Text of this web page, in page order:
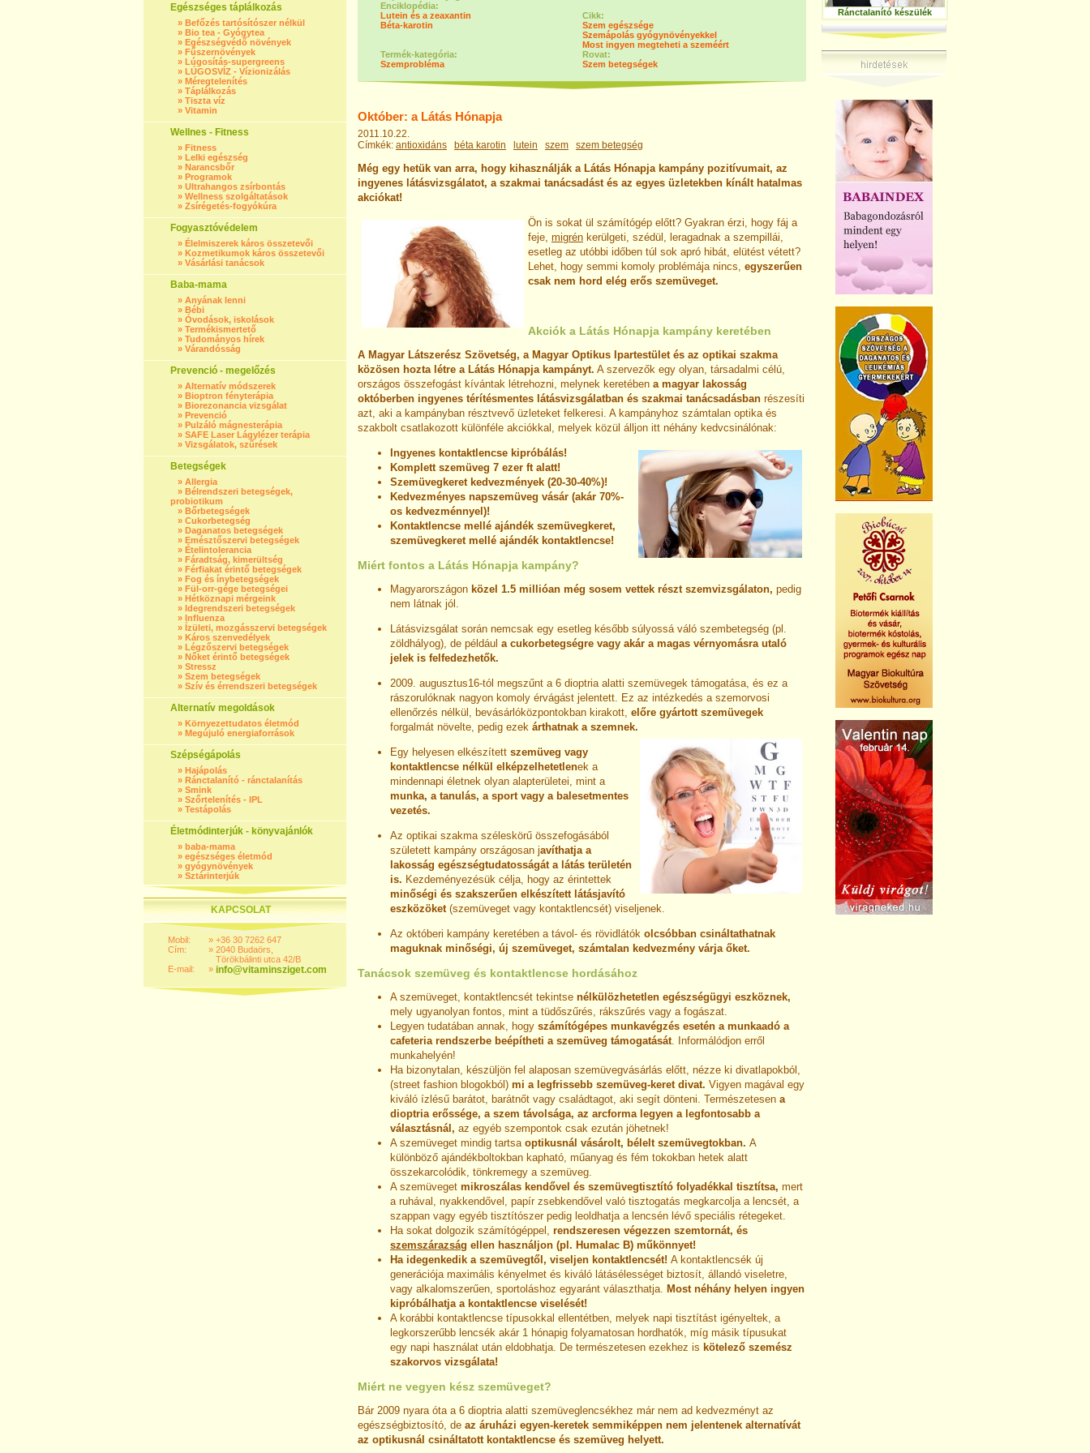
Egészséges táplálkozás
» Befőzés tartósítószer nélkül
» Bio tea - Gyógytea
» Egészségvédő növények
» Fűszernövények
» Lúgosítás-supergreens
» LÚGOSVÍZ - Vízionizálás
» Méregtelenítés
» Táplálkozás
» Tiszta víz
» Vitamin
Wellnes - Fitness
» Fitness
» Lelki egészség
» Narancsbőr
» Programok
» Ultrahangos zsírbontás
» Wellness szolgáltatások
» Zsírégetés-fogyókúra
Fogyasztóvédelem
» Élelmiszerek káros összetevői
» Kozmetikumok káros összetevői
» Vásárlási tanácsok
Baba-mama
» Anyának lenni
» Bébi
» Óvodások, iskolások
» Termékismertető
» Tudományos hírek
» Várandósság
Prevenció - megelőzés
» Alternatív módszerek
» Bioptron fényterápia
» Biorezonancia vizsgálat
» Prevenció
» Pulzáló mágnesterápia
» SAFE Laser Lágylézer terápia
» Vizsgálatok, szűrések
Betegségek
» Allergia
» Bélrendszeri betegségek,
probiotikum
» Bőrbetegségek
» Cukorbetegség
» Daganatos betegségek
» Emésztőszervi betegségek
» Ételintolerancia
» Fáradtság, kimerültség
» Férfiakat érintő betegségek
» Fog és ínybetegségek
» Fül-orr-gége betegségei
» Hétköznapi mérgeink
» Idegrendszeri betegségek
» Influenza
» Ízületi, mozgásszervi betegségek
» Káros szenvedélyek
» Légzőszervi betegségek
» Nőket érintő betegségek
» Stressz
» Szem betegségek
» Szív és érrendszeri betegségek
Alternatív megoldások
» Környezettudatos életmód
» Megújuló energiaforrások
Szépségápolás
» Hajápolás
» Ránctalanító - ránctalanítás
» Smink
» Szőrtelenítés - IPL
» Testápolás
Életmódinterjúk - könyvajánlók
» baba-mama
» egészséges életmód
» gyógynövények
» Sztárinterjúk
KAPCSOLAT
Mobil:
Cím:
E-mail:
»
»
»
+36 30 7262 647
2040 Budaörs,
Törökbálinti utca 42/B
info@vitaminsziget.com
Enciklopédia:
Lutein és a zeaxantin
Béta-karotin
Cikk:
Szem egészsége
Szemápolás gyógynövényekkel
Most ingyen megteheti a szeméért
Termék-kategória:
Szemprobléma
Rovat:
Szem betegségek
Október: a Látás Hónapja
2011.10.22.
Címkék: antioxidáns béta karotin lutein szem szem betegség
Még egy hetük van arra, hogy kihasználják a Látás Hónapja kampány pozitívumait, az
ingyenes látásvizsgálatot, a szakmai tanácsadást és az egyes üzletekben kínált hatalmas
akciókat!
Ön is sokat ül számítógép előtt? Gyakran érzi, hogy fáj a
feje, migrén kerülgeti, szédül, leragadnak a szempillái,
esetleg az utóbbi időben túl sok apró hibát, elütést vétett?
Lehet, hogy semmi komoly problémája nincs, egyszerűen
csak nem hord elég erős szemüveget.
Akciók a Látás Hónapja kampány keretében
A Magyar Látszerész Szövetség, a Magyar Optikus Ipartestület és az optikai szakma
közösen hozta létre a Látás Hónapja kampányt. A szervezők egy olyan, társadalmi célú,
országos összefogást kívántak létrehozni, melynek keretében a magyar lakosság
októberben ingyenes térítésmentes látásvizsgálatban és szakmai tanácsadásban részesíti
azt, aki a kampányban résztvevő üzleteket felkeresi. A kampányhoz számtalan optika és
szakbolt csatlakozott különféle akciókkal, melyek közül álljon itt néhány kedvcsinálónak:
Ingyenes kontaktlencse kipróbálás!
Komplett szemüveg 7 ezer ft alatt!
Szemüvegkeret kedvezmények (20-30-40%)!
Kedvezményes napszemüveg vásár (akár 70%-
os kedvezménnyel)!
Kontaktlencse mellé ajándék szemüvegkeret,
szemüvegkeret mellé ajándék kontaktlencse!
Miért fontos a Látás Hónapja kampány?
Magyarországon közel 1.5 millióan még sosem vettek részt szemvizsgálaton, pedig
nem látnak jól.
Látásvizsgálat során nemcsak egy esetleg később súlyossá váló szembetegség (pl.
zöldhályog), de például a cukorbetegségre vagy akár a magas vérnyomásra utaló
jelek is felfedezhetők.
2009. augusztus16-tól megszűnt a 6 dioptria alatti szemüvegek támogatása, és ez a
rászorulóknak nagyon komoly érvágást jelentett. Ez az intézkedés a szemorvosi
ellenőrzés nélkül, bevásárlóközpontokban kirakott, előre gyártott szemüvegek
forgalmát növelte, pedig ezek árthatnak a szemnek.
Egy helyesen elkészített szemüveg vagy
kontaktlencse nélkül elképzelhetetlenek a
mindennapi életnek olyan alapterületei, mint a
munka, a tanulás, a sport vagy a balesetmentes
vezetés.
Az optikai szakma széleskörű összefogásából
született kampány országosan javíthatja a
lakosság egészségtudatosságát a látás területén
is. Kezdeményezésük célja, hogy az érintettek
minőségi és szakszerűen elkészített látásjavító
eszközöket(szemüveget vagy kontaktlencsét) viseljenek.
Az októberi kampány keretében a távol- és rövidlátók olcsóbban csináltathatnak
maguknak minőségi, új szemüveget, számtalan kedvezmény várja őket.
Tanácsok szemüveg és kontaktlencse hordásához
A szemüveget, kontaktlencsét tekintse nélkülözhetetlen egészségügyi eszköznek,
mely ugyanolyan fontos, mint a tüdőszűrés, rákszűrés vagy a fogászat.
Legyen tudatában annak, hogy számítógépes munkavégzés esetén a munkaadó a
cafeteria rendszerbe beépítheti a szemüveg támogatását. Informálódjon erről
munkahelyén!
Ha bizonytalan, készüljön fel alaposan szemüvegvásárlás előtt, nézze ki divatlapokból,
(street fashion blogokból) mi a legfrissebb szemüveg-keret divat. Vigyen magával egy
kiváló ízlésű barátot, barátnőt vagy családtagot, aki segít dönteni. Természetesen a
dioptria erőssége, a szem távolsága, az arcforma legyen a legfontosabb a
választásnál, az egyéb szempontok csak ezután jöhetnek!
A szemüveget mindig tartsa optikusnál vásárolt, bélelt szemüvegtokban. A
különböző ajándékboltokban kapható, műanyag és fém tokokban hetek alatt
összekarcolódik, tönkremegy a szemüveg.
A szemüveget mikroszálas kendővel és szemüvegtisztító folyadékkal tisztítsa, mert
a ruhával, nyakkendővel, papír zsebkendővel való tisztogatás megkarcolja a lencsét, a
szappan vagy egyéb tisztítószer pedig leoldhatja a lencsén lévő speciális rétegeket.
Ha sokat dolgozik számítógéppel, rendszeresen végezzen szemtornát, és
szemszárazság ellen használjon (pl. Humalac B) műkönnyet!
Ha idegenkedik a szemüvegtől, viseljen kontaktlencsét! A kontaktlencsék új
generációja maximális kényelmet és kiváló látásélességet biztosít, állandó viseletre,
vagy alkalomszerűen, sportoláshoz egyaránt választhatja. Most néhány helyen ingyen
kipróbálhatja a kontaktlencse viselését!
A korábbi kontaktlencse típusokkal ellentétben, melyek napi tisztítást igényeltek, a
legkorszerűbb lencsék akár 1 hónapig folyamatosan hordhatók, míg másik típusukat
egy napi használat után eldobhatja. De természetesen ezekhez is kötelező szemész
szakorvos vizsgálata!
Miért ne vegyen kész szemüveget?
Bár 2009 nyara óta a 6 dioptria alatti szemüveglencsékhez már nem ad kedvezményt az
egészségbiztosító, de az áruházi egyen-keretek semmiképpen nem jelentenek alternatívát
az optikusnál csináltatott kontaktlencse és szemüveg helyett.
Ránctalanító készülék